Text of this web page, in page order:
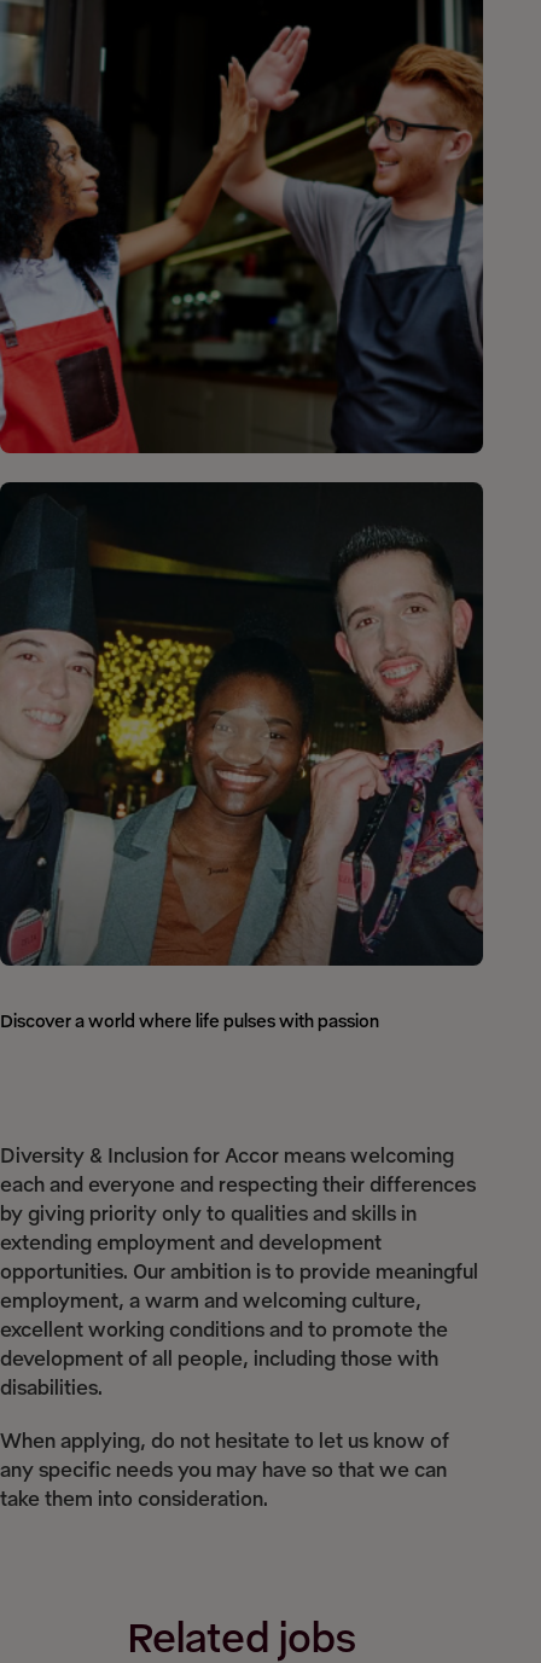
Discover a world where life pulses with passion
Diversity & Inclusion for Accor means welcoming
each and everyone and respecting their differences
by giving priority only to qualities and skills in
extending employment and development
opportunities. Our ambition is to provide meaningful
employment, a warm and welcoming culture,
excellent working conditions and to promote the
development of all people, including those with
disabilities.
When applying, do not hesitate to let us know of
any specific needs you may have so that we can
take them into consideration.
Related jobs